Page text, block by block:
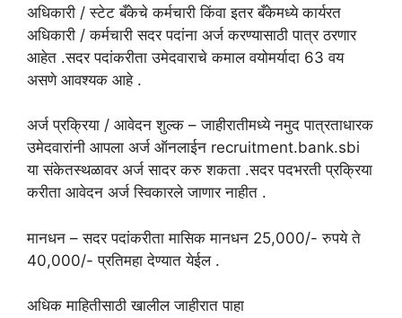
अधिकारी / स्टेट बँकेचे कर्मचारी किंवा इतर बँकेमध्ये कार्यरत
अधिकारी / कर्मचारी सदर पदांना अर्ज करण्यासाठी पात्र ठरणार
आहेत .सदर पदांकरीता उमेदवाराचे कमाल वयोमर्यादा 63 वय
असणे आवश्यक आहे .
अर्ज प्रक्रिया / आवेदन शुल्क – जाहीरातीमध्ये नमुद पात्रताधारक
उमेदवारांनी आपला अर्ज ऑनलाईन recruitment.bank.sbi
या संकेतस्थळावर अर्ज सादर करु शकता .सदर पदभरती प्रक्रिया
करीता आवेदन अर्ज स्विकारले जाणार नाहीत .
मानधन – सदर पदांकरीता मासिक मानधन 25,000/- रुपये ते
40,000/- प्रतिमहा देण्यात येईल .
अधिक माहितीसाठी खालील जाहीरात पाहा